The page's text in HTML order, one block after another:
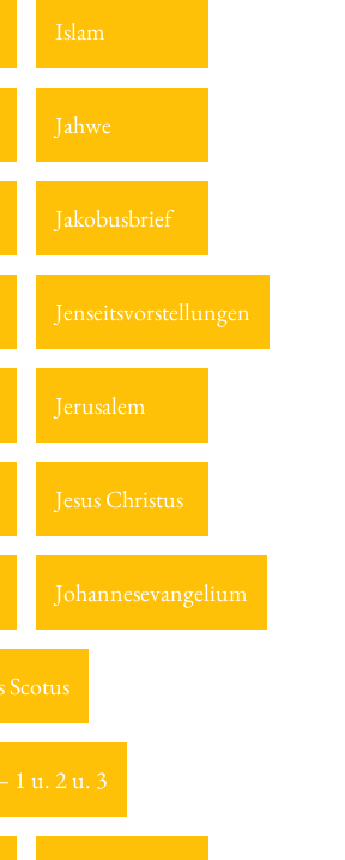
Islam
Jahwe
Jakobusbrief
Jenseitsvorstellungen
Jerusalem
Jesus Christus
Johannesevangelium
Scotus
1 u. 2 u. 3